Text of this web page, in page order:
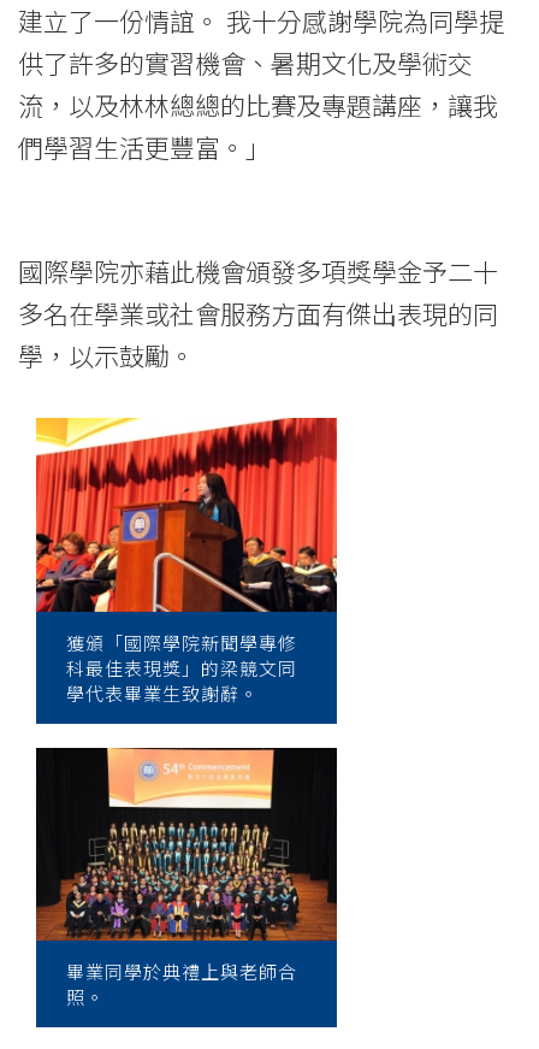
香
港
浸
大
學
建立了一份情誼。 我十分感謝學院為同學提
供了許多的實習機會、暑期文化及學術交
流，以及林林總總的比賽及專題講座，讓我
們學習生活更豐富。」
國際學院亦藉此機會頒發多項獎學金予二十
多名在學業或社會服務方面有傑出表現的同
學，以示鼓勵。
獲頒「國際學院新聞學專修
科最佳表現獎」的梁競文同
學代表畢業生致謝辭。
畢業同學於典禮上與老師合
照。